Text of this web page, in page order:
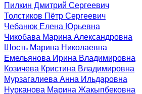
Пилкин Дмитрий Сергеевич
Толстиков Пётр Сергеевич
Чебанюк Елена Юрьевна
Чикобава Марина Александровна
Шость Марина Николаевна
Емельянова Ирина Владимировна
Козичева Кристина Владимировна
Мурзагалиева Анна Ильдаровна
Нурканова Марина Жакыпбековна